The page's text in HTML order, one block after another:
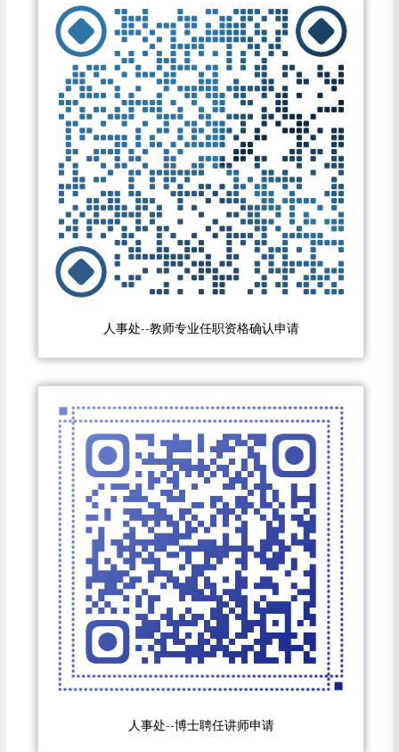
人事处--教师专业任职资格确认申请
人事处--博士聘任讲师申请